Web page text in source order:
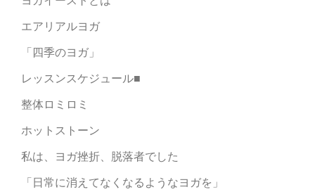
エアリアルヨガ
「四季のヨガ」
レッスンスケジュール■
整体ロミロミ
ホットストーン
私は、ヨガ挫折、脱落者でした
「日常に消えてなくなるようなヨガを」